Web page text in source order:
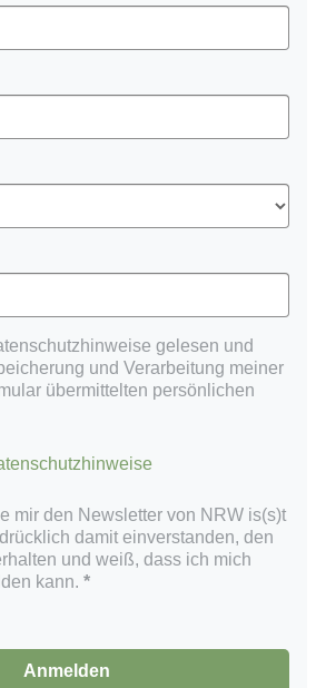
gelesen und
und Verarbeitung meiner
übermittelten persönlichen
mir den Newsletter von NRW is(s)t
damit einverstanden, den
und weiß, dass ich mich
kann.
Anmelden